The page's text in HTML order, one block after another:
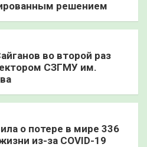
решением
во второй раз
СЗГМУ им.
о потере в мире 336
из-за COVID-19